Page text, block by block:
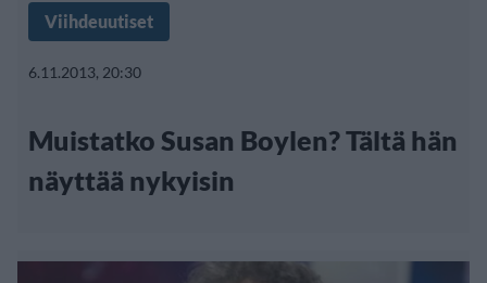
Viihdeuutiset
6.11.2013, 20:30
Muistatko Susan Boylen? Tältä hän
näyttää nykyisin